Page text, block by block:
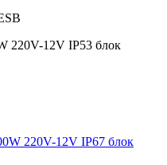
220V-12V IP53 блок